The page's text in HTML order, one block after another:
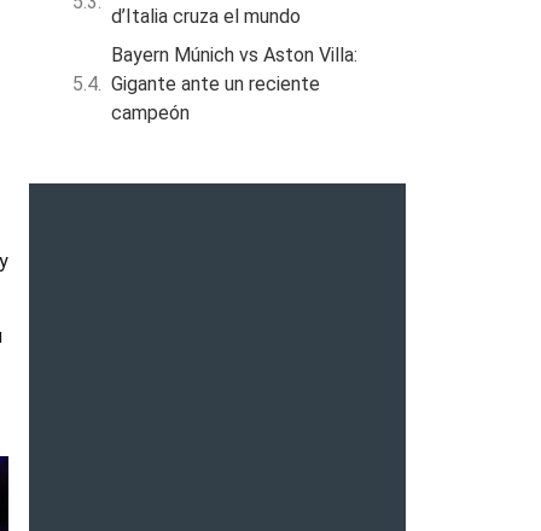
d’Italia cruza el mundo
Bayern Múnich vs Aston Villa:
Gigante ante un reciente
campeón